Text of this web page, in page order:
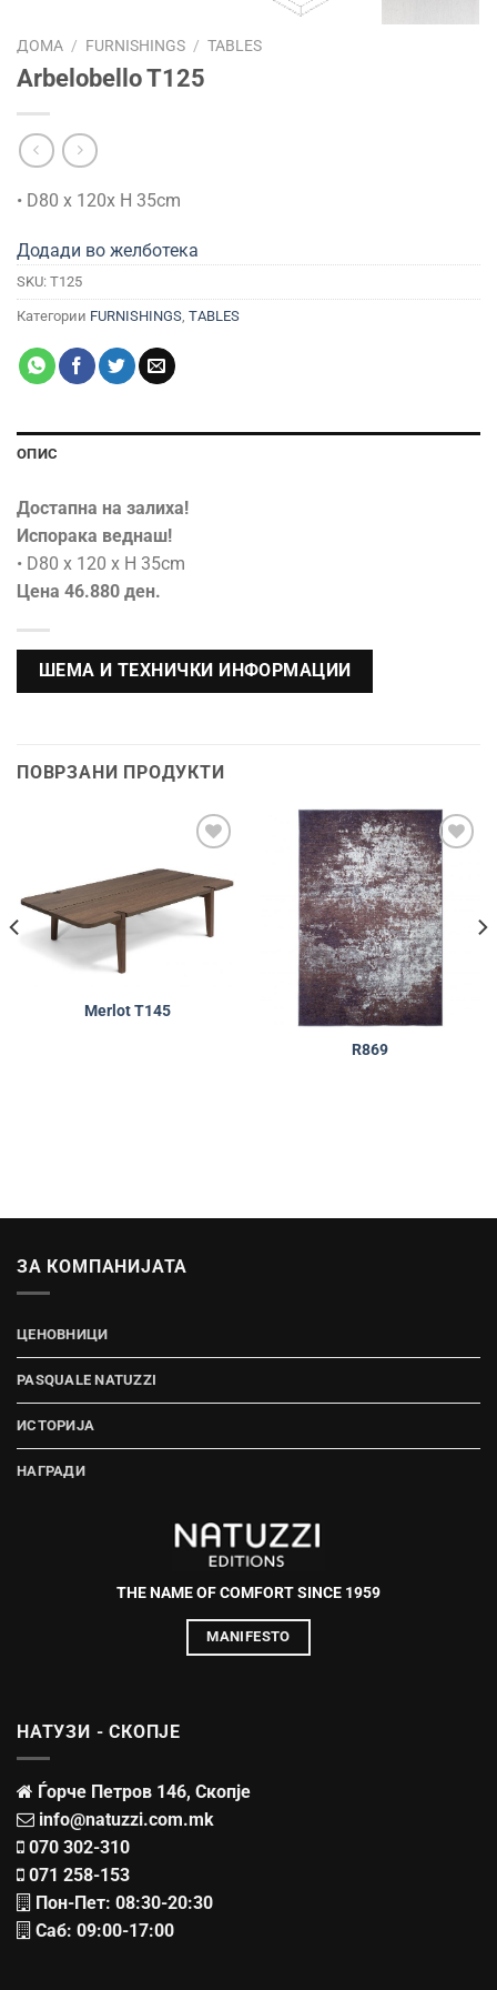
ДОМА / FURNISHINGS / TABLES
Arbelobello T125
• D80 x 120x H 35cm
Додади во желботека
SKU: T125
Категории FURNISHINGS, TABLES
ОПИС
Достапна на залиха!
Испорака веднаш!
• D80 x 120 x H 35cm
Цена 46.880 ден.
ШЕМА И ТЕХНИЧКИ ИНФОРМАЦИИ
ПОВРЗАНИ ПРОДУКТИ
желботека
Merlot T145
Додади во
желботека
R869
ЗА КОМПАНИЈАТА
ЦЕНОВНИЦИ
PASQUALE NATUZZI
ИСТОРИЈА
НАГРАДИ
THE NAME OF COMFORT SINCE 1959
MANIFESTO
НАТУЗИ - СКОПЈЕ
Ѓорче Петров 146, Скопје
info@natuzzi.com.mk
070 302-310
071 258-153
Пон-Пет: 08:30-20:30
Саб: 09:00-17:00